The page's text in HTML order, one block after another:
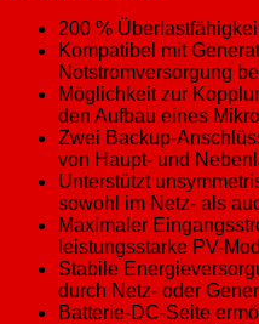
200 %
Kompatibel mit
Notstromversorgung
Möglichkeit zur
den Aufbau eines
Zwei Backup-
von Haupt- und
Unterstützt
sowohl im Netz- als
Maximaler
leistungsstarke PV-
Stabile
durch Netz- oder
Batterie-DC-Seite